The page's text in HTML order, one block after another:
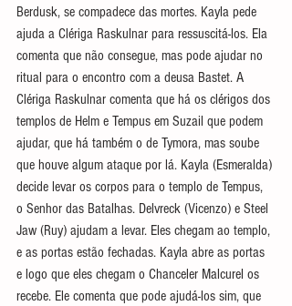
Berdusk, se compadece das mortes. Kayla pede
ajuda a Clériga Raskulnar para ressuscitá-los. Ela
comenta que não consegue, mas pode ajudar no
ritual para o encontro com a deusa Bastet. A
Clériga Raskulnar comenta que há os clérigos dos
templos de Helm e Tempus em Suzail que podem
ajudar, que há também o de Tymora, mas soube
que houve algum ataque por lá. Kayla (Esmeralda)
decide levar os corpos para o templo de Tempus,
o Senhor das Batalhas. Delvreck (Vicenzo) e Steel
Jaw (Ruy) ajudam a levar. Eles chegam ao templo,
e as portas estão fechadas. Kayla abre as portas
e logo que eles chegam o Chanceler Malcurel os
recebe. Ele comenta que pode ajudá-los sim, que